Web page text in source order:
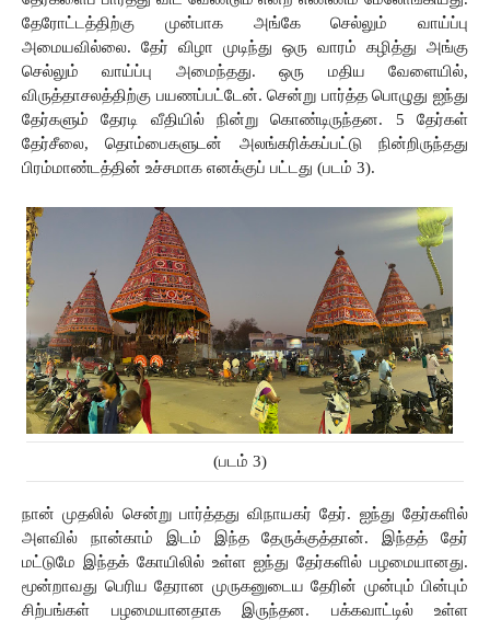
தேரோட்டத்திற்கு
முன்பாக அங்கே செல்லும்
வாய்ப்பு
அமையவில்லை.
தேர் விழா முடிந்து ஒரு வாரம் கழித்து
அங்கு
செல்லும்
வாய்ப்பு அமைந்தது. ஒரு மதிய
வேளையில்,
விருத்தாசலத்திற்கு பயணப்பட்டேன். சென்று பார்த்த பொழுது ஐந்து
தேர்களும்
தேரடி வீதியில் நின்று
கொண்டிருந்தன. 5 தேர்கள்
தேர்சீலை, தொம்பைகளுடன்
அலங்கரிக்கப்பட்டு நின்றிருந்தது
பிரம்மாண்டத்தின் உச்சமாக எனக்குப் பட்டது (படம் 3).
(படம் 3)
நான் முதலில் சென்று பார்த்தது விநாயகர் தேர். ஐந்து தேர்களில்
அளவில் நான்காம் இடம் இந்த தேருக்குத்தான்.
இந்தத்
தேர்
மட்டுமே இந்தக் கோயிலில் உள்ள ஐந்து தேர்களில் பழமையானது.
மூன்றாவது பெரிய தேரான முருகனுடைய தேரின் முன்பும் பின்பும்
சிற்பங்கள்
பழமையானதாக இருந்தன. பக்கவாட்டில் உள்ள